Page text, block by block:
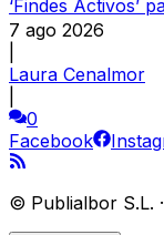
‘Findes Activos’
7 ago 2026
Laura Cenalmor
0
Facebook
© Publialbor S.L. ·